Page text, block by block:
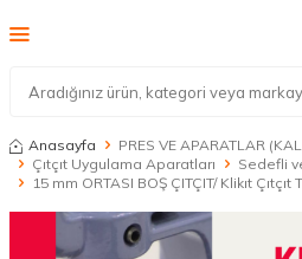
Anasayfa
PRES VE APARATLAR
Çıtçıt Uygulama Aparatları
Sedefli
15 mm ORTASI BOŞ ÇITÇIT/ Klikıt